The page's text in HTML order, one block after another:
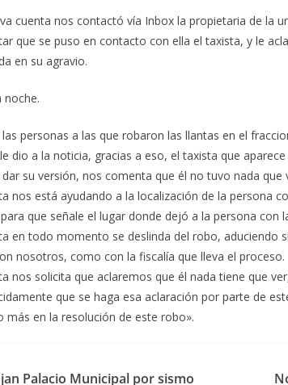
cuenta nos contactó vía Inbox la propietaria de la
que se puso en contacto con ella el taxista, y le
en su agravio.
noche.
personas a las que robaron las llantas en el
dio a la noticia, gracias a eso, el taxista que
su versión, nos comenta que él no tuvo nada
nos está ayudando a la localización de la persona
que señale el lugar donde dejó a la persona con
en todo momento se deslinda del robo, aduciendo
nosotros, como con la fiscalía que lleva el proceso.
nos solicita que aclaremos que él nada tiene que
que se haga esa aclaración por parte de
más en la resolución de este robo».
Palacio Municipal por sismo